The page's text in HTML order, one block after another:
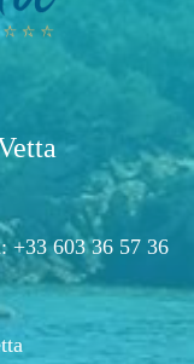
+33 603 36 57 36